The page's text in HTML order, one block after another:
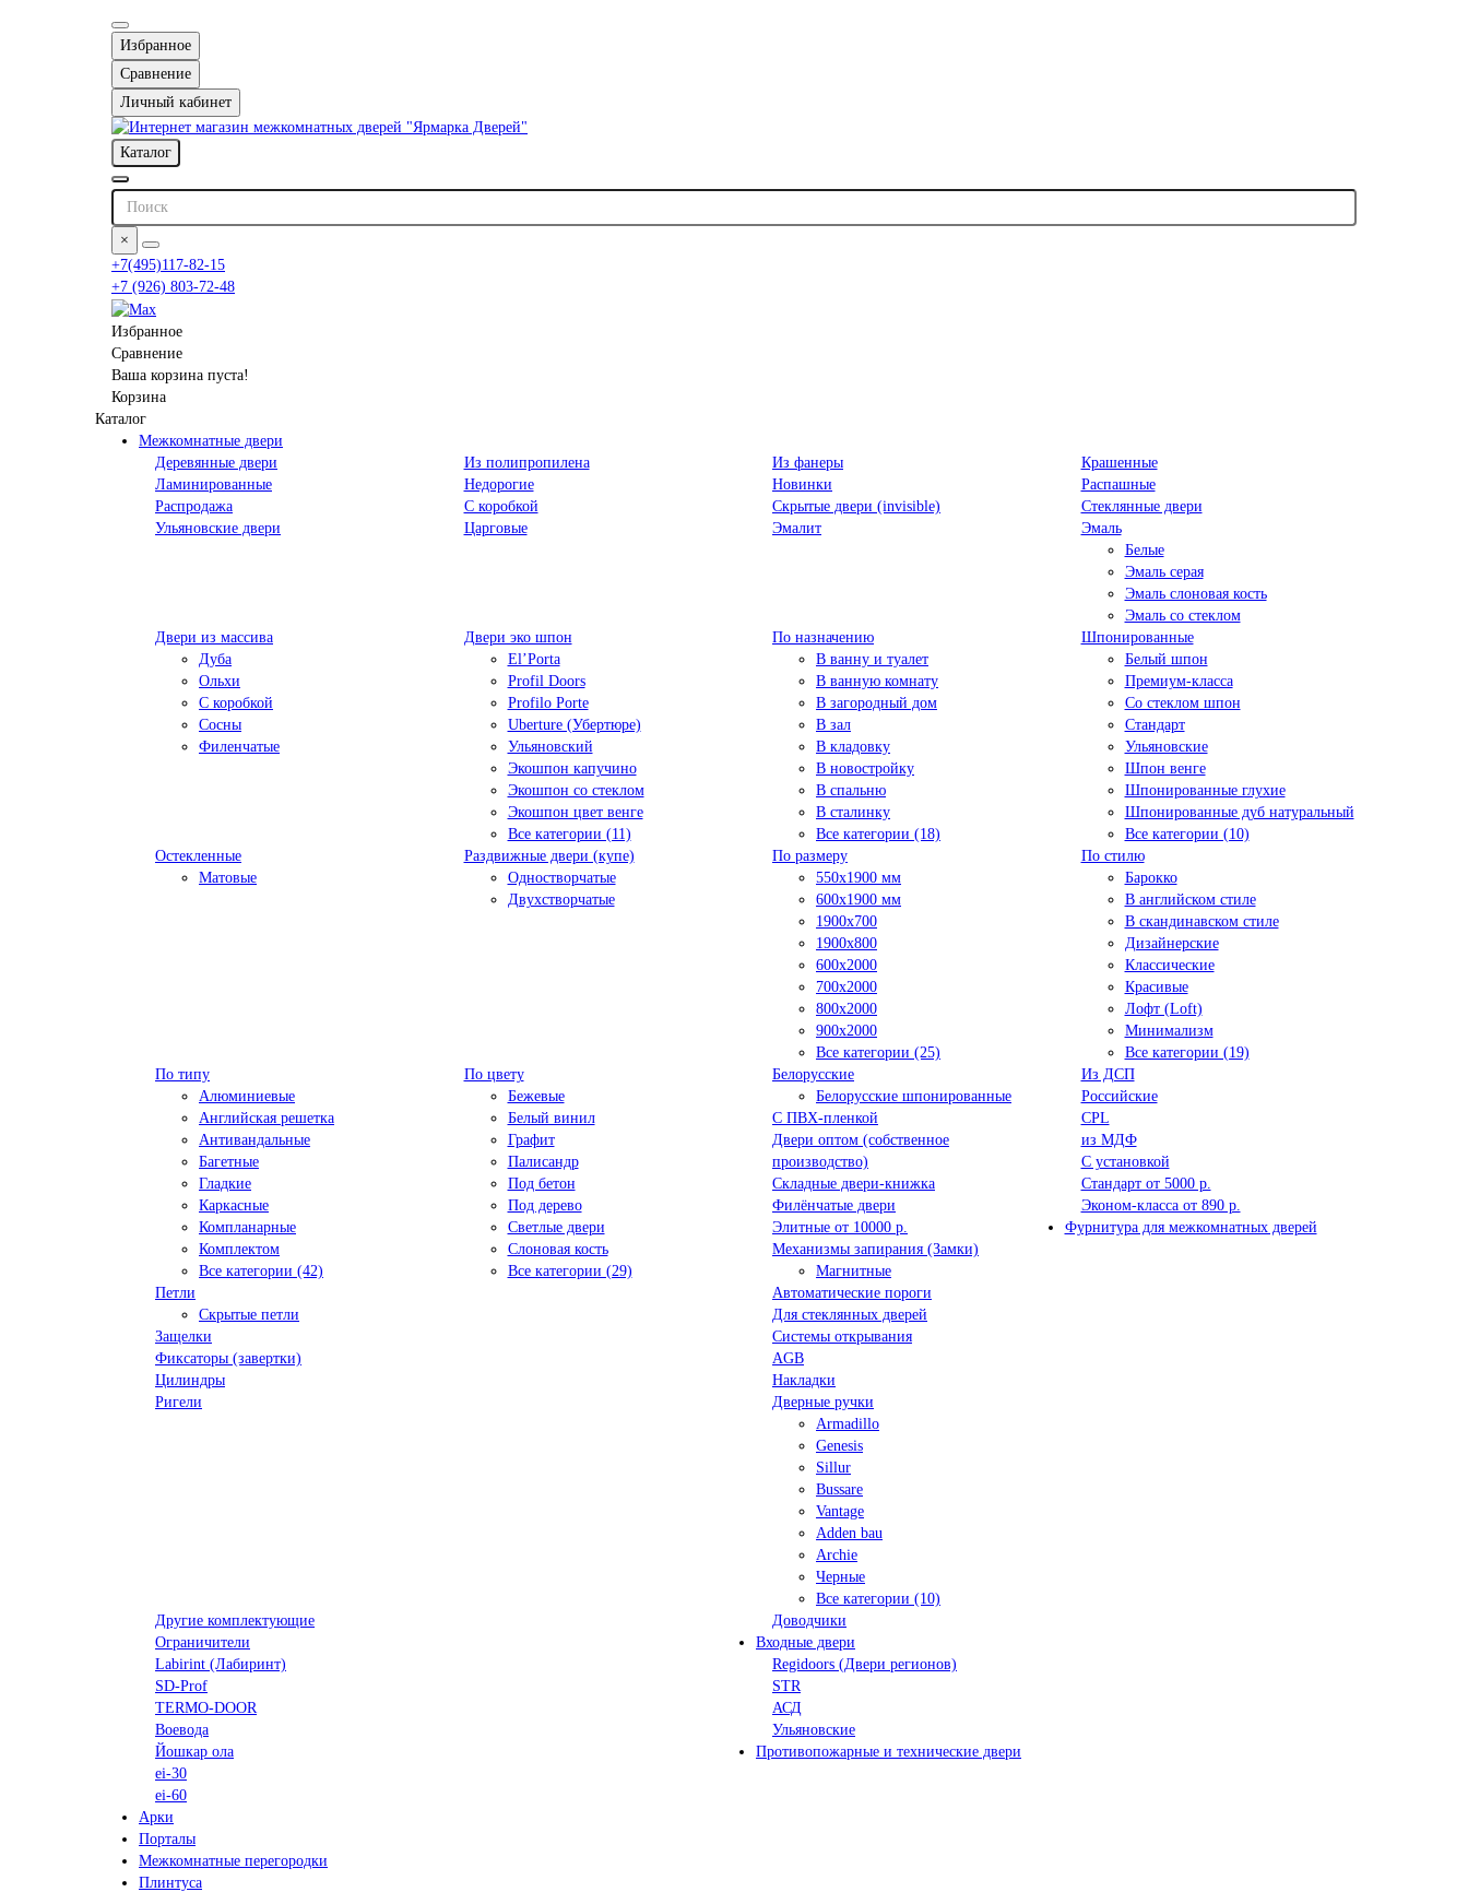
Избранное
Сравнение
Личный кабинет
Каталог
×
+7(495)117-82-15
+7 (926) 803-72-48
Избранное
Сравнение
Ваша корзина пуста!
Корзина
Каталог
Межкомнатные двери
Деревянные двери
Из полипропилена Из фанеры
Крашенные
Ламинированные
Недорогие Новинки
Распашные
Распродажа
С коробкой Скрытые двери (invisible)
Стеклянные двери
Ульяновские двери
Царговые Эмалит
Эмаль
Белые
Эмаль серая
Эмаль слоновая кость
Эмаль со стеклом
Двери из массива
Дуба
Ольхи
С коробкой
Сосны
Филенчатые
Двери эко шпон
El’Porta
Profil Doors
Profilo Porte
Uberture (Убертюре)
Ульяновский
Экошпон капучино
Экошпон со стеклом
Экошпон цвет венге
Все категории (11)
По назначению
В ванну и туалет
В ванную комнату
В загородный дом
В зал
В кладовку
В новостройку
В спальню
В сталинку
Все категории (18)
Шпонированные
Белый шпон
Премиум-класса
Со стеклом шпон
Стандарт
Ульяновские
Шпон венге
Шпонированные глухие
Шпонированные дуб натуральный
Все категории (10)
Остекленные
Матовые
Раздвижные двери (купе)
Одностворчатые
Двухстворчатые
По размеру
550x1900 мм
600x1900 мм
1900х700
1900х800
600x2000
700x2000
800x2000
900x2000
Все категории (25)
По стилю
Барокко
В английском стиле
В скандинавском стиле
Дизайнерские
Классические
Красивые
Лофт (Loft)
Минимализм
Все категории (19)
По типу
Алюминиевые
Английская решетка
Антивандальные
Багетные
Гладкие
Каркасные
Компланарные
Комплектом
Все категории (42)
По цвету
Бежевые
Белый винил
Графит
Палисандр
Под бетон
Под дерево
Светлые двери
Слоновая кость
Все категории (29)
Белорусские
Белорусские шпонированные
Из ДСП
Российские
C ПВХ-пленкой
CPL
Двери оптом (собственное
производство)
из МДФ
С установкой
Складные двери-книжка
Стандарт от 5000 р.
Филёнчатые двери
Эконом-класса от 890 р.
Элитные от 10000 р.
Фурнитура для межкомнатных дверей
Механизмы запирания (Замки)
Магнитные
Петли
Скрытые петли
Автоматические пороги
Для стеклянных дверей
Защелки
Системы открывания
Фиксаторы (завертки)
AGB
Цилиндры
Накладки
Ригели
Дверные ручки
Armadillo
Genesis
Sillur
Bussare
Vantage
Adden bau
Archie
Черные
Все категории (10)
Другие комплектующие
Доводчики
Ограничители
Входные двери
Labirint (Лабиринт)
Regidoors (Двери регионов)
SD-Prof
STR
TERMO-DOOR
АСД
Воевода
Ульяновские
Йошкар ола
Противопожарные и технические двери
ei-30
ei-60
Арки
Порталы
Межкомнатные перегородки
Плинтуса